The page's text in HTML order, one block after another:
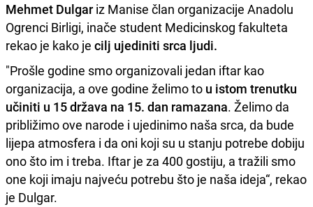
Mehmet Dulgar iz Manise član organizacije Anadolu
Ogrenci Birligi, inače student Medicinskog fakulteta
rekao je kako je cilj ujediniti srca ljudi.
"Prošle godine smo organizovali jedan iftar kao
organizacija, a ove godine želimo to u istom trenutku
učiniti u 15 država na 15. dan ramazana. Želimo da
približimo ove narode i ujedinimo naša srca, da bude
lijepa atmosfera i da oni koji su u stanju potrebe dobiju
ono što im i treba. Iftar je za 400 gostiju, a tražili smo
one koji imaju najveću potrebu što je naša ideja“, rekao
je Dulgar.